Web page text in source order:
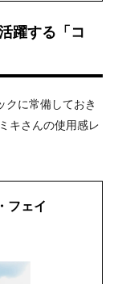
躍する「コ
クに常備しておき
キさんの使用感レ
フェイ